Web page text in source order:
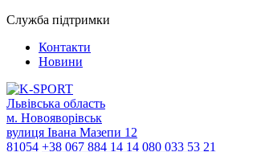
Служба підтримки
Контакти
Новини
Львівська область
м. Новояворівськ
вулиця Івана Мазепи 12
81054 +38 067 884 14 14 080 033 53 21